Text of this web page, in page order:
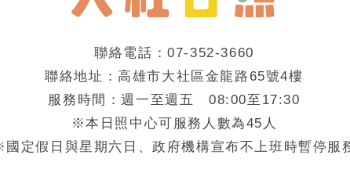
聯絡電話：07-352-3660
聯絡地址：高雄市大社區金龍路65號4樓
服務時間：週一至週五 08:00至17:30
※本日照中心可服務人數為45人
定假日與星期六日、政府機構宣布不上班時暫停服